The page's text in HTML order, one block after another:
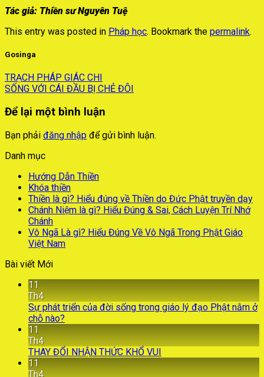
Tác giả: Thiền sư Nguyên Tuệ
This entry was posted in Pháp học. Bookmark the permalink.
Gosinga
TRẠCH PHÁP GIÁC CHI
SỐNG VỚI CÁI ĐẦU BỊ CHẺ ĐÔI
Để lại một bình luận
Bạn phải đăng nhập để gửi bình luận.
Danh mục
Hướng Dẫn Thiền
Khóa thiền
Thiền là gì? Hiểu đúng về Thiền do Đức Phật truyền dạy
Chánh Niệm là gì? Hiểu Đúng & Sai, Cách Luyện Trí Nhớ
Chánh
Vô Ngã Là gì? Hiểu Đúng Về Vô Ngã Trong Phật Giáo
Việt Nam
Bài viết Mới
11
Th4
Sự phát triển của đời sống trong giáo lý đạo Phật nằm ở
chỗ nào?
11
Th4
THAY ĐỔI NHẬN THỨC KHỔ VUI
11
Th4